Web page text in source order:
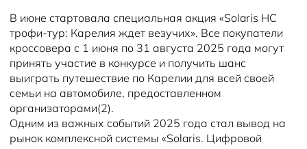
В июне стартовала специальная акция «Solaris HC
трофи-тур: Карелия ждет везучих». Все покупатели
кроссовера с 1 июня по 31 августа 2025 года могут
принять участие в конкурсе и получить шанс
выиграть путешествие по Карелии для всей своей
семьи на автомобиле, предоставленном
организаторами(2).
Одним из важных событий 2025 года стал вывод на
рынок комплексной системы «Solaris. Цифровой